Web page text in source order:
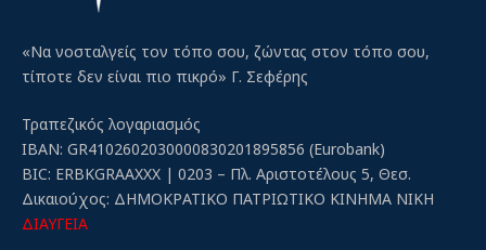
«Να νοσταλγείς τον τόπο σου, ζώντας στον τόπο σου,
τίποτε δεν είναι πιο πικρό» Γ. Σεφέρης
Τραπεζικός λογαριασμός
IBAN: GR4102602030000830201895856 (Eurobank)
BIC: ERBKGRAAXXX | 0203 – Πλ. Αριστοτέλους 5, Θεσ.
Δικαιούχος: ΔΗΜΟΚΡΑΤΙΚΟ ΠΑΤΡΙΩΤΙΚΟ ΚΙΝΗΜΑ ΝΙΚΗ
ΔΙΑΥΓΕΙΑ